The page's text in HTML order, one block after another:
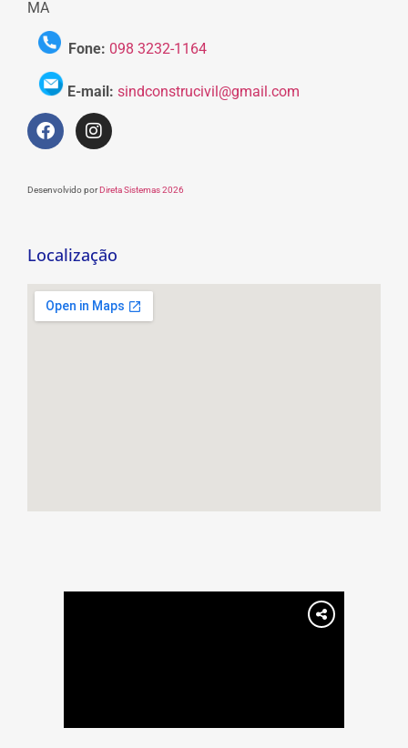
MA
Fone: 098 3232-1164
E-mail: sindconstrucivil@gmail.com
Desenvolvido porDireta Sistemas 2026
Localização